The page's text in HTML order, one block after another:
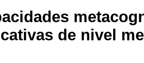
de nivel